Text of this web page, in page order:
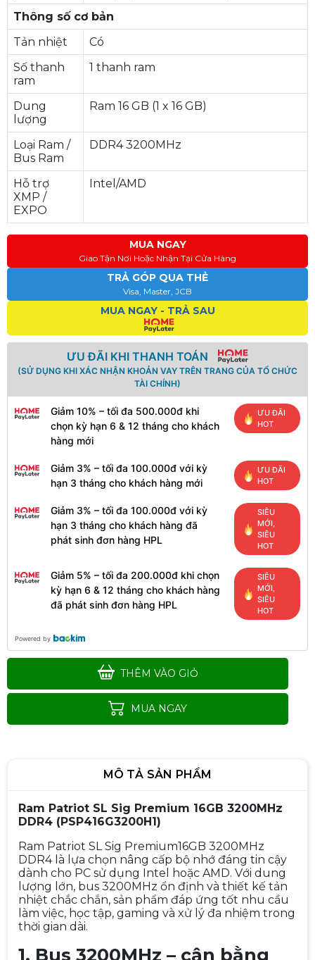
Thông số cơ bản
Tản nhiệt
Có
Số thanh
ram
1 thanh ram
Dung
lượng
Ram 16 GB (1 x 16 GB)
Loại Ram /
Bus Ram
DDR4 3200MHz
Hỗ trợ
XMP /
EXPO
Intel/AMD
MUA NGAY
Giao Tận Nơi Hoặc Nhận Tại Cửa Hàng
TRẢ GÓP QUA THẺ
Visa, Master, JCB
MUA NGAY - TRẢ SAU
ƯU ĐÃI KHI THANH TOÁN
(SỬ DỤNG KHI XÁC NHẬN KHOẢN VAY TRÊN TRANG CỦA TỔ CHỨC
TÀI CHÍNH)
Giảm 10% – tối đa 500.000đ khi
chọn kỳ hạn 6 & 12 tháng cho khách
hàng mới
ƯU ĐÃI
HOT
Giảm 3% – tối đa 100.000đ với kỳ
hạn 3 tháng cho khách hàng mới
ƯU ĐÃI
HOT
Giảm 3% – tối đa 100.000đ với kỳ
hạn 3 tháng cho khách hàng đã
phát sinh đơn hàng HPL
SIÊU
MỚI,
SIÊU
HOT
Giảm 5% – tối đa 200.000đ khi chọn
kỳ hạn 6 & 12 tháng cho khách hàng
đã phát sinh đơn hàng HPL
SIÊU
MỚI,
SIÊU
HOT
Powered by
THÊM VÀO GIỎ
MUA NGAY
MÔ TẢ SẢN PHẨM
Ram Patriot SL Sig Premium 16GB 3200MHz
DDR4 (PSP416G3200H1)
Ram Patriot SL Sig Premium16GB 3200MHz
DDR4 là lựa chọn nâng cấp bộ nhớ đáng tin cậy
dành cho PC sử dụng Intel hoặc AMD. Với dung
lượng lớn, bus 3200MHz ổn định và thiết kế tản
nhiệt chắc chắn, sản phẩm đáp ứng tốt nhu cầu
làm việc, học tập, gaming và xử lý đa nhiệm trong
thời gian dài.
1. Bus 3200MHz – cân bằng